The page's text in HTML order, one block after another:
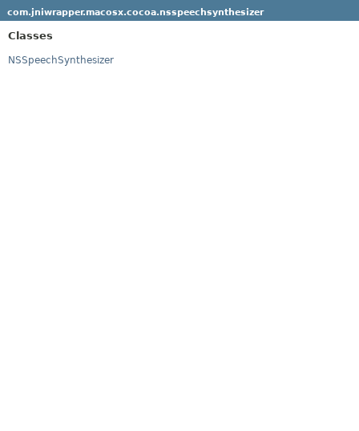
com.jniwrapper.macosx.cocoa.nsspeechsynthesizer
Classes
NSSpeechSynthesizer